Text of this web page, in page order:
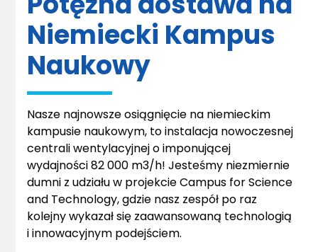
Niemiecki Kampus
Naukowy
Nasze najnowsze osiągnięcie na niemieckim
kampusie naukowym, to instalacja nowoczesnej
centrali wentylacyjnej o imponującej
wydajności 82 000 m3/h! Jesteśmy niezmiernie
dumni z udziału w projekcie Campus for Science
and Technology, gdzie nasz zespół po raz
kolejny wykazał się zaawansowaną technologią
i innowacyjnym podejściem.